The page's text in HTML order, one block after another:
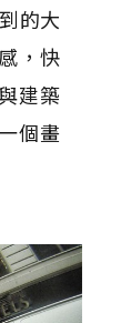
的大
，快
建築
個畫